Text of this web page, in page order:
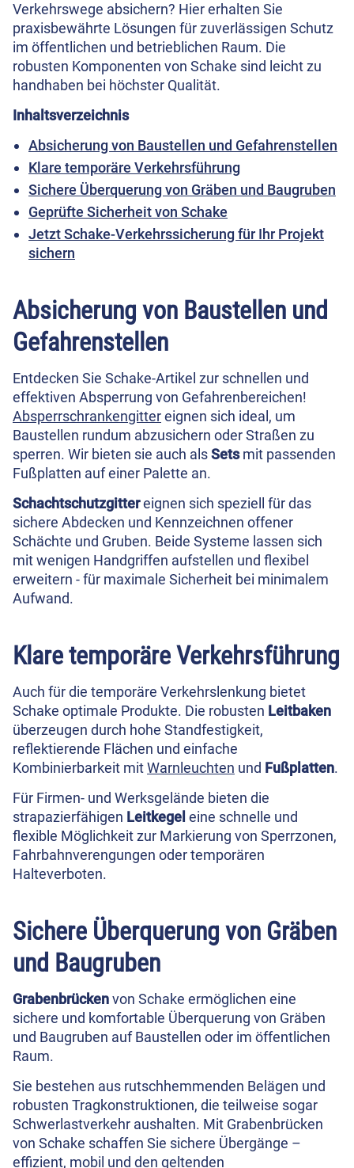
Verkehrswege absichern? Hier erhalten Sie
praxisbewährte Lösungen für zuverlässigen Schutz
im öffentlichen und betrieblichen Raum. Die
robusten Komponenten von Schake sind leicht zu
handhaben bei höchster Qualität.
Inhaltsverzeichnis
Absicherung von Baustellen und Gefahrenstellen
Klare temporäre Verkehrsführung
Sichere Überquerung von Gräben und Baugruben
Geprüfte Sicherheit von Schake
Jetzt Schake-Verkehrssicherung für Ihr Projekt
sichern
Absicherung von Baustellen und
Gefahrenstellen
Entdecken Sie Schake-Artikel zur schnellen und
effektiven Absperrung von Gefahrenbereichen!
Absperrschrankengittereignen sich ideal, um
Baustellen rundum abzusichern oder Straßen zu
sperren. Wir bieten sie auch alsSetsmit passenden
Fußplatten auf einer Palette an.
Schachtschutzgittereignen sich speziell für das
sichere Abdecken und Kennzeichnen offener
Schächte und Gruben. Beide Systeme lassen sich
mit wenigen Handgriffen aufstellen und flexibel
erweitern - für maximale Sicherheit bei minimalem
Aufwand.
Klare temporäre Verkehrsführung
Auch für die temporäre Verkehrslenkung bietet
Schake optimale Produkte. Die robusten Leitbaken
überzeugen durch hohe Standfestigkeit,
reflektierende Flächen und einfache
Kombinierbarkeit mitWarnleuchten und Fußplatten.
Für Firmen- und Werksgelände bieten die
strapazierfähigen Leitkegel eine schnelle und
flexible Möglichkeit zur Markierung von Sperrzonen,
Fahrbahnverengungen oder temporären
Halteverboten.
Sichere Überquerung von Gräben
und Baugruben
Grabenbrückenvon Schake ermöglichen eine
sichere und komfortable Überquerung von Gräben
und Baugruben auf Baustellen oder im öffentlichen
Raum.
Sie bestehen aus rutschhemmenden Belägen und
robusten Tragkonstruktionen, die teilweise sogar
Schwerlastverkehr aushalten. Mit Grabenbrücken
von Schake schaffen Sie sichere Übergänge –
effizient, mobil und den geltenden